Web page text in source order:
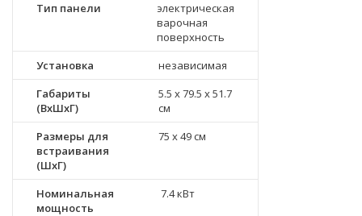
Тип панели
электрическая
варочная
поверхность
Установка
независимая
Габариты
(ВхШхГ)
5.5 x 79.5 x 51.7
см
Размеры для
встраивания
(ШхГ)
75 x 49 см
Номинальная
мощность
7.4 кВт